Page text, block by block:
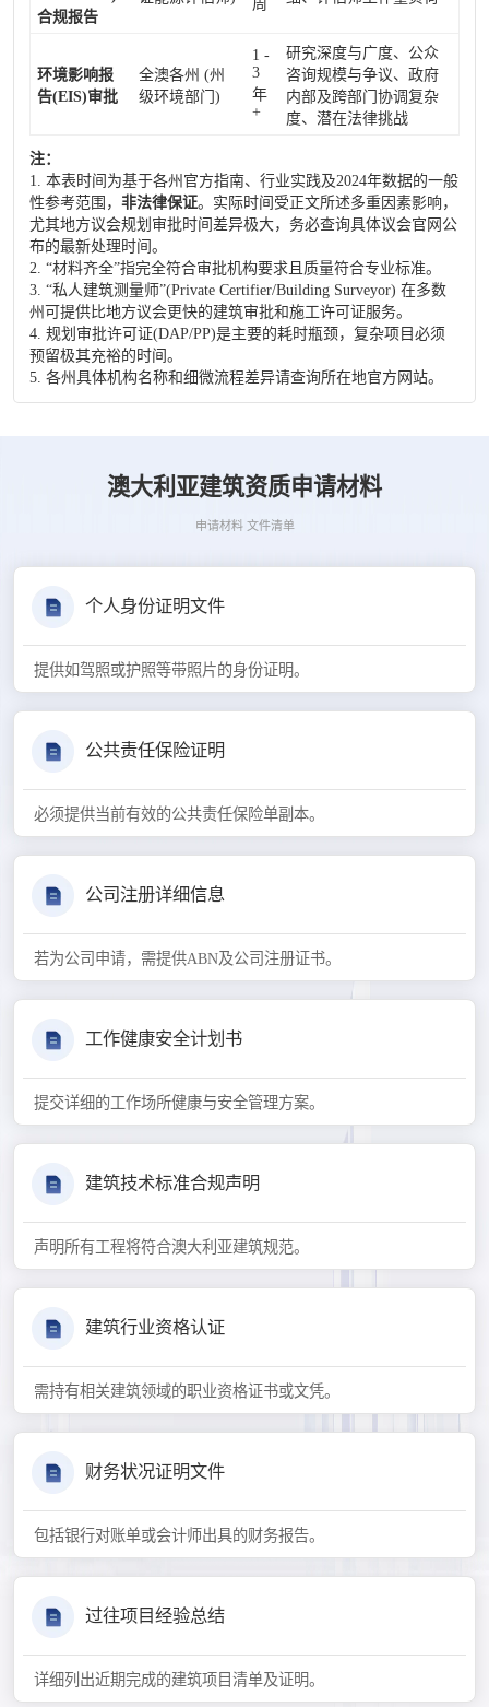
合规报告
周
环境影响报
告(EIS)审批
全澳各州 (州
级环境部门)
1 -
3
年
+
研究深度与广度、公众
咨询规模与争议、政府
内部及跨部门协调复杂
度、潜在法律挑战
注：
1. 本表时间为基于各州官方指南、行业实践及2024年数据的一般
性参考范围， 非法律保证。实际时间受正文所述多重因素影响，
尤其地方议会规划审批时间差异极大，务必查询具体议会官网公
布的最新处理时间。
2. “材料齐全”指完全符合审批机构要求且质量符合专业标准。
3. “私人建筑测量师”(Private Certifier/Building Surveyor) 在多数
州可提供比地方议会更快的建筑审批和施工许可证服务。
4. 规划审批许可证(DAP/PP)是主要的耗时瓶颈，复杂项目必须
预留极其充裕的时间。
5. 各州具体机构名称和细微流程差异请查询所在地官方网站。
澳大利亚建筑资质申请材料
申请材料 文件清单
个人身份证明文件
提供如驾照或护照等带照片的身份证明。
公共责任保险证明
必须提供当前有效的公共责任保险单副本。
公司注册详细信息
若为公司申请，需提供ABN及公司注册证书。
工作健康安全计划书
提交详细的工作场所健康与安全管理方案。
建筑技术标准合规声明
声明所有工程将符合澳大利亚建筑规范。
建筑行业资格认证
需持有相关建筑领域的职业资格证书或文凭。
财务状况证明文件
包括银行对账单或会计师出具的财务报告。
过往项目经验总结
详细列出近期完成的建筑项目清单及证明。